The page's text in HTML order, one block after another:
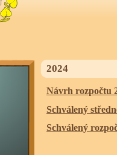
2024
Návrh rozpočtu
Schválený
Schválený